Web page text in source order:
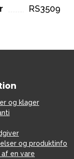
RS3509
og klager
og produktinfo
af en vare